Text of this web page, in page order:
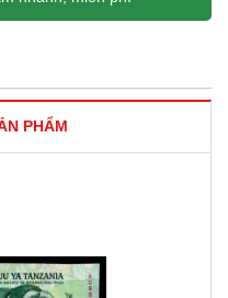
PHẨM